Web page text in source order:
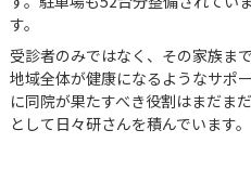
す。
受診者のみではなく、その家族ま
地域全体が健康になるようなサポ
に同院が果たすべき役割はまだま
として日々研さんを積んでいます。